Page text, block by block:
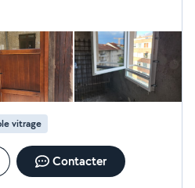
vitrage
Contacter